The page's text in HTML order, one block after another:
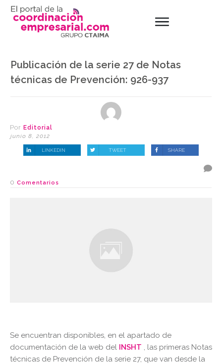
Publicación de la serie 27 de Notas
técnicas de Prevención: 926-937
Por Editorial
junio 8, 2012
LINKEDIN TWEET SHARE
0 Comentarios
Se encuentran disponibles, en el apartado de
documentación de la web del INSHT , las primeras Notas
técnicas de Prevención de la serie 27, que van desde la